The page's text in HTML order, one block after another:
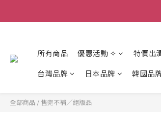
所有商品 優惠活動 ✧ 特價出
台灣品牌
日本品牌 韓國品
全部商品 / 售完不補／絕版品